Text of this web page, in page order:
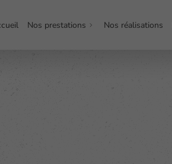
Nos prestations Nos réalisations